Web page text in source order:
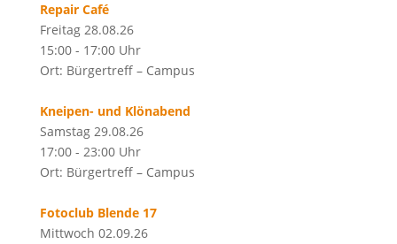
Repair Café
Freitag 28.08.26
15:00 - 17:00 Uhr
Ort: Bürgertreff – Campus
Kneipen- und Klönabend
Samstag 29.08.26
17:00 - 23:00 Uhr
Ort: Bürgertreff – Campus
Fotoclub Blende 17
Mittwoch 02.09.26